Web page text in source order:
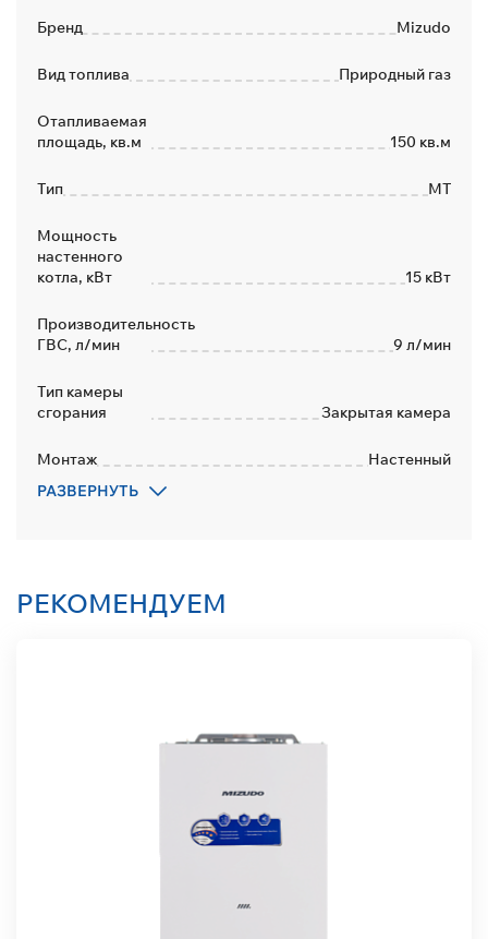
Бренд Mizudo
Вид топлива Природный газ
Отапливаемая
площадь, кв.м
150 кв.м
Тип MT
Мощность
настенного
котла, кВт
15 кВт
Производительность
ГВС, л/мин
9 л/мин
Тип камеры
сгорания
Закрытая камера
Монтаж Настенный
РАЗВЕРНУТЬ
РЕКОМЕНДУЕМ